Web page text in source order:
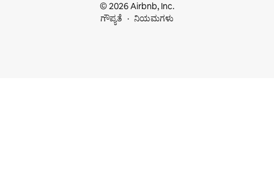
© 2026 Airbnb, Inc.
ಗೌಪ್ಯತೆ
ನಿಯಮಗಳು